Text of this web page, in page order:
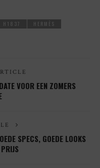
H1837
HERMÈS
VOOR EEN ZOMERS
SPECS, GOEDE LOOKS